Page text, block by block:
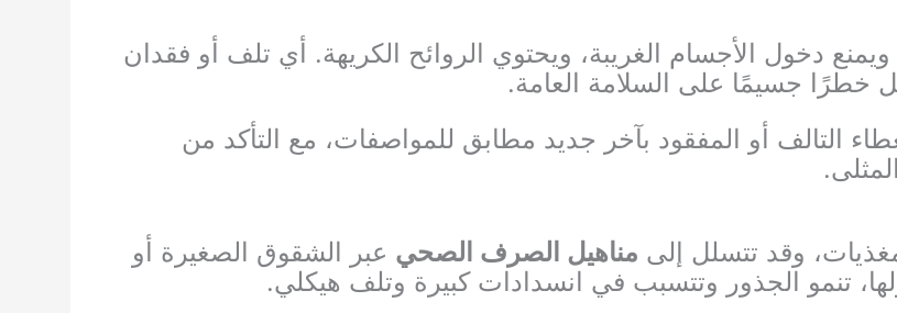
دخول الأجسام الغريبة، ويحتوي الروائح الكريهة. أي تلف أو فقدان
خطرًا جسيمًا على السلامة العامة.
التالف أو المفقود بآخر جديد مطابق للمواصفات، مع التأكد من
وقد تتسلل إلى مناهيل الصرف الصحي عبر الشقوق الصغيرة أو
تنمو الجذور وتتسبب في انسدادات كبيرة وتلف هيكلي.